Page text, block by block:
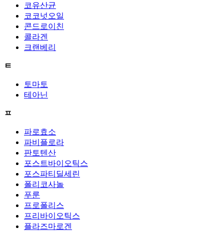
코유산균
코코넛오일
콘드로이친
콜라겐
크랜베리
ㅌ
토마토
테아닌
ㅍ
파로효소
파비플로라
판토텐산
포스트바이오틱스
포스파티딜세린
폴리코사놀
푸룬
프로폴리스
프리바이오틱스
플라즈마로겐